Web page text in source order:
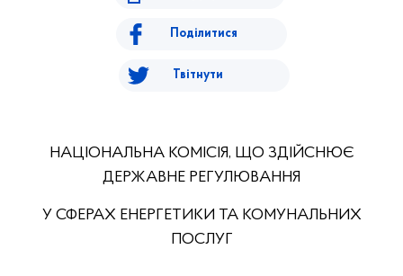
Поділитися
Твітнути
НАЦІОНАЛЬНА КОМІСІЯ, ЩО ЗДІЙСНЮЄ
ДЕРЖАВНЕ РЕГУЛЮВАННЯ
У СФЕРАХ ЕНЕРГЕТИКИ ТА КОМУНАЛЬНИХ
ПОСЛУГ